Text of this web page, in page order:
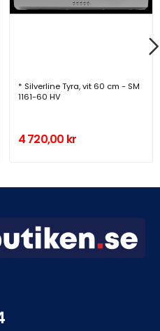
* Silverline Tyra, vit 60 cm - SM
1161-60 HV
4 720,00 kr